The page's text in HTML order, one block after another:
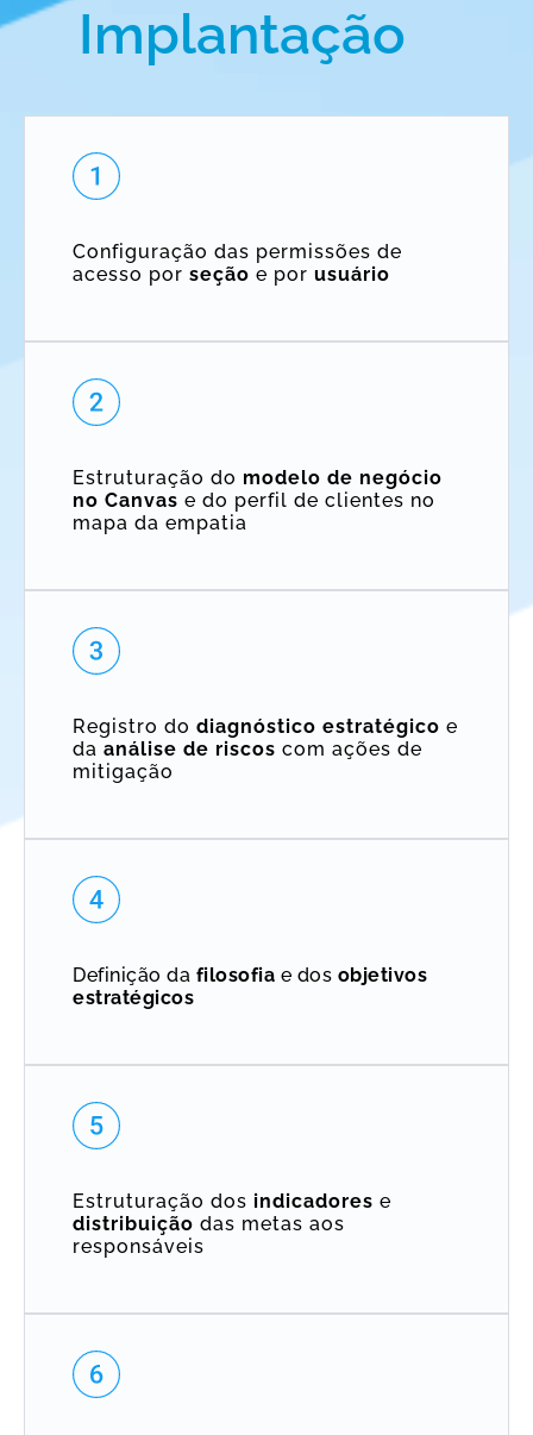
Implantação
Configuração das permissões de
acesso por seção e por usuário
Estruturação do modelo de negócio
no Canvas e do perfil de clientes no
mapa da empatia
Registro do diagnóstico estratégico e
da análise de riscos com ações de
mitigação
Definição da filosofia e dos objetivos
estratégicos
Estruturação dos indicadores e
distribuição das metas aos
responsáveis